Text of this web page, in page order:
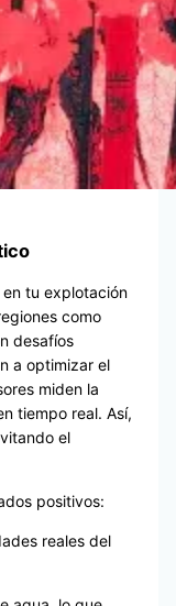
tu explotación
como
desafíos
a optimizar el
miden la
tiempo real. Así,
el
positivos:
reales del